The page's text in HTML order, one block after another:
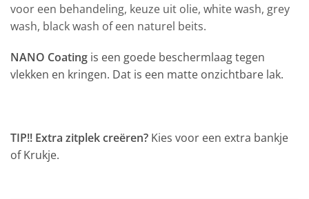
voor een behandeling, keuze uit olie, white wash, grey
wash, black wash of een naturel beits.
NANO Coating is een goede beschermlaag tegen
vlekken en kringen. Dat is een matte onzichtbare lak.
TIP!! Extra zitplek creëren? Kies voor een extra bankje
of Krukje.